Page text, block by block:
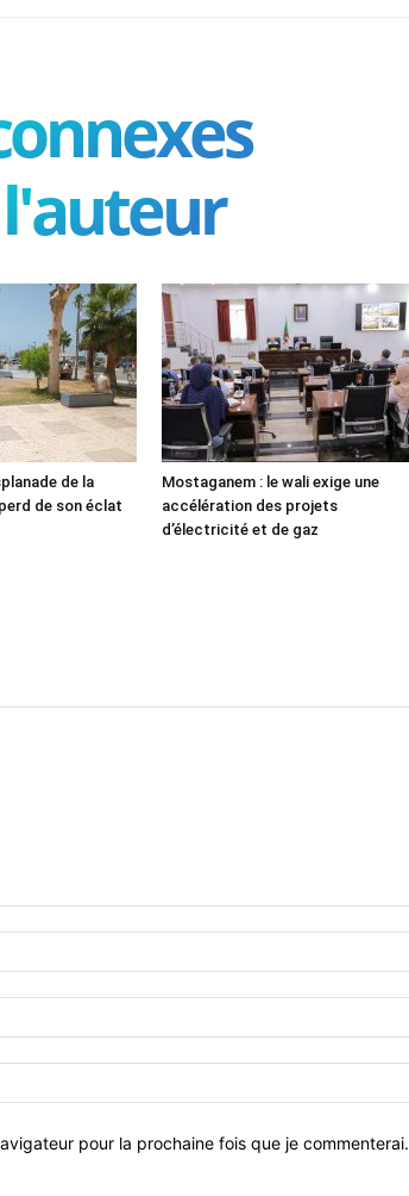
de la
perd de son éclat
Mostaganem : le wali exige une
accélération des projets
d’électricité et de gaz
pour la prochaine fois que je commenterai.